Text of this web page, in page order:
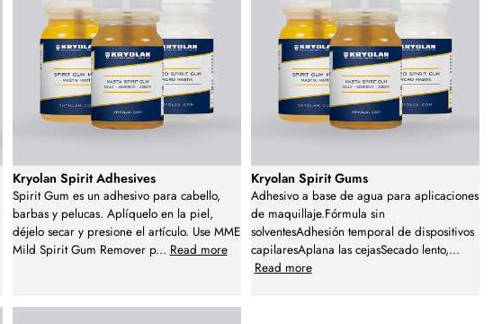
Kryolan Spirit Adhesives
Spirit Gum es un adhesivo para cabello,
barbas y pelucas. Aplíquelo en la piel,
déjelo secar y presione el artículo. Use MME
Mild Spirit Gum Remover p... Read more
Kryolan Spirit Gums
Adhesivo a base de agua para aplicaciones
de maquillaje.Fórmula sin
solventesAdhesión temporal de dispositivos
capilaresAplana las cejasSecado lento,...
Read more